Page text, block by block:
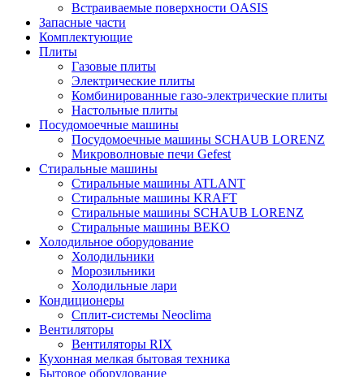
Встраиваемые поверхности OASIS
Запасные части
Комплектующие
Плиты
Газовые плиты
Электрические плиты
Комбинированные газо-электрические плиты
Настольные плиты
Посудомоечные машины
Посудомоечные машины SCHAUB LORENZ
Микроволновые печи Gefest
Стиральные машины
Стиральные машины ATLANT
Стиральные машины KRAFT
Стиральные машины SCHAUB LORENZ
Стиральные машины BEKO
Холодильное оборудование
Холодильники
Морозильники
Холодильные лари
Кондиционеры
Сплит-системы Neoclima
Вентиляторы
Вентиляторы RIX
Кухонная мелкая бытовая техника
Бытовое оборудование